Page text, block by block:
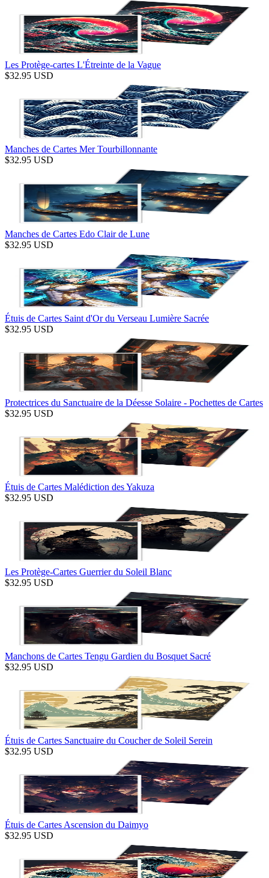
Les Protège-cartes L'Étreinte de la Vague
$32.95 USD
Manches de Cartes Mer Tourbillonnante
$32.95 USD
Manches de Cartes Edo Clair de Lune
$32.95 USD
Étuis de Cartes Saint d'Or du Verseau Lumière Sacrée
$32.95 USD
Protectrices du Sanctuaire de la Déesse Solaire - Pochettes de Cartes
$32.95 USD
Étuis de Cartes Malédiction des Yakuza
$32.95 USD
Les Protège-Cartes Guerrier du Soleil Blanc
$32.95 USD
Manchons de Cartes Tengu Gardien du Bosquet Sacré
$32.95 USD
Étuis de Cartes Sanctuaire du Coucher de Soleil Serein
$32.95 USD
Étuis de Cartes Ascension du Daimyo
$32.95 USD